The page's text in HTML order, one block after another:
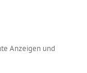
Anzeigen und